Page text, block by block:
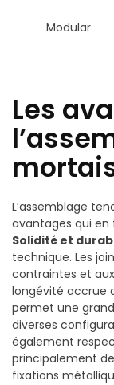
Modular
Les
L’assemblage
avantages qui en
Solidité et
technique. Les
contraintes et
longévité accrue
permet une
diverses
également
principalement
fixations